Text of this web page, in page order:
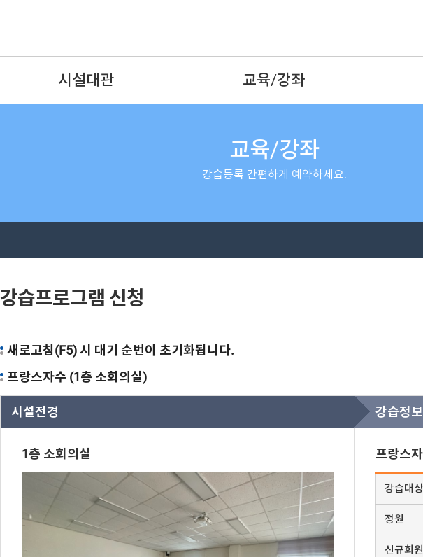
시설대관 교육/강좌
교육/강좌
강습등록 간편하게 예약하세요.
강습프로그램 신청
새로고침(F5) 시 대기 순번이 초기화됩니다.
프랑스자수 (1층 소회의실)
시설전경
1층 소회의실
강습정보
프랑스
강습대상
정원
신규회